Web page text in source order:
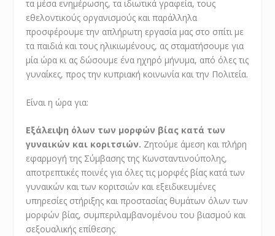
τα μέσα ενημέρωσης, τα ιδιωτικά γραφεία, τους
εθελοντικούς οργανισμούς και παράλληλα
προσφέρουμε την απλήρωτη εργασία μας στο σπίτι με
τα παιδιά και τους ηλικιωμένους, ας σταματήσουμε για
μία ώρα κι ας δώσουμε ένα ηχηρό μήνυμα, από όλες τις
γυναίκες, προς την κυπριακή κοινωνία και την Πολιτεία.
Είναι η ώρα για:
Εξάλειψη όλων των μορφών βίας κατά των
γυναικών και κοριτσιών. Ζητούμε άμεση και πλήρη
εφαρμογή της Σύμβασης της Κωνσταντινούπολης,
αποτρεπτικές ποινές για όλες τις μορφές βίας κατά των
γυναικών και των κοριτσιών και εξειδικευμένες
υπηρεσίες στήριξης και προστασίας θυμάτων όλων των
μορφών βίας, συμπεριλαμβανομένου του βιασμού και
σεξουαλικής επίθεσης.